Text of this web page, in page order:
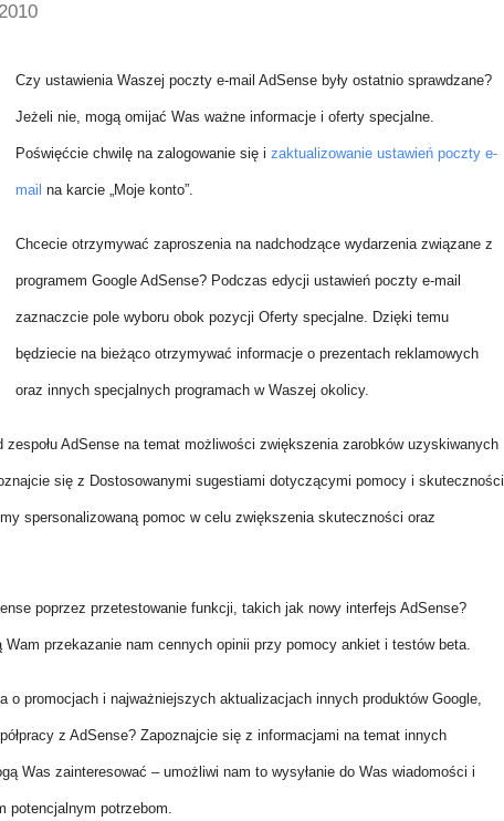
Czy ustawienia Waszej poczty e-mail AdSense były ostatnio sprawdzane?
Jeżeli nie, mogą omijać Was ważne informacje i oferty specjalne.
Poświęćcie chwilę na zalogowanie się i zaktualizowanie ustawień poczty e-
mail na karcie „Moje konto”.
Chcecie otrzymywać zaproszenia na nadchodzące wydarzenia związane z
programem Google AdSense? Podczas edycji ustawień poczty e-mail
zaznaczcie pole wyboru obok pozycji Oferty specjalne. Dzięki temu
będziecie na bieżąco otrzymywać informacje o prezentach reklamowych
oraz innych specjalnych programach w Waszej okolicy.
AdSense na temat możliwości zwiększenia zarobków uzyskiwanych
się z Dostosowanymi sugestiami dotyczącymi pomocy i skuteczności
spersonalizowaną pomoc w celu zwiększenia skuteczności oraz
poprzez przetestowanie funkcji, takich jak nowy interfejs AdSense?
Wam przekazanie nam cennych opinii przy pomocy ankiet i testów beta.
o promocjach i najważniejszych aktualizacjach innych produktów Google,
z AdSense? Zapoznajcie się z informacjami na temat innych
Was zainteresować – umożliwi nam to wysyłanie do Was wiadomości i
potencjalnym potrzebom.